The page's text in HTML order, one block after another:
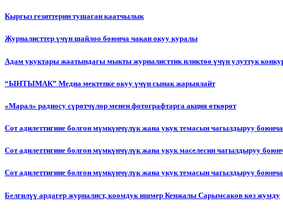
Кыргыз гезиттерин тушаган каатчылык
Журналисттер үчүн шайлоо боюнча чакан окуу куралы
Адам укуктары жаатындагы мыкты журналисттик иликтөө үчүн улуттук
“ЫНТЫМАК” Медиа мектепке окуу үчүн сынак жарыялайт
«Марал» радиосу сүрөтчүлөр менен фотографтарга акция өткөрөт
Сот адилеттигине болгон мүмкүнчүлүк жана укук темасын чагылдыруу
Сот адилеттигине болгон мүмкүнчүлүк жана укук маселесин чагылдыруу
Сот адилеттигине болгон мүмкүнчүлүк жана укук темасын чагылдыруу
Белгилүү ардагер журналист, коомдук ишмер Кенжалы Сарымсаков көз жумду